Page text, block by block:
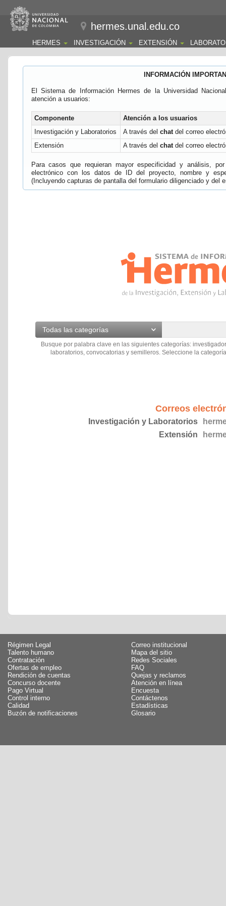
hermes.unal.edu.co
HERMES INVESTIGACIÓN EXTENSIÓN
INFORMACIÓN
El Sistema de Información Hermes de la Universidad
atención a usuarios:
Componente
Atención a los usuarios
Investigación y Laboratorios
A través del chatdel correo
Extensión
A través del chatdel correo
Para casos que requieran mayor especificidad y análisis,
electrónico con los datos de ID del proyecto, nombre y
(Incluyendo capturas de pantalla del formulario diligenciado y del
Todas las categorías
Busque por palabra clave en las siguientes categorías:
laboratorios, convocatorias y semilleros. Seleccione la
Correos
Investigación y Laboratorios
Extensión
Régimen Legal
Talento humano
Contratación
Ofertas de empleo
Rendición de cuentas
Concurso docente
Pago Virtual
Control interno
Calidad
Buzón de notificaciones
Correo institucional
Mapa del sitio
Redes Sociales
FAQ
Quejas y reclamos
Atención en línea
Encuesta
Contáctenos
Estadísticas
Glosario